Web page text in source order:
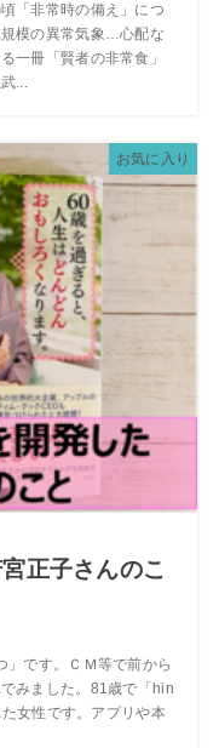
「非常時の備え」につ
模の異常気象…心配な
一冊「賢者の非常食」
...
お気に入り
正子さんのこ
」です。ＣＭ等で前から
みました。81歳で「hin
女性です。アプリや本